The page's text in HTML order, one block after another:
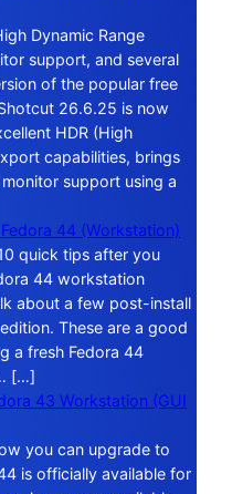
Dynamic Range
support, and several
of the popular free
26.6.25 is now
HDR (High
capabilities, brings
support using a
44 (Workstation)
quick tips after you
44 workstation
about a few post-install
These are a good
a fresh Fedora 44
[…]
43 Workstation (GUI
you can upgrade to
is officially available for